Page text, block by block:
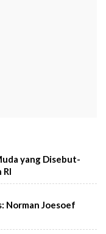
yang Disebut-
Norman Joesoef